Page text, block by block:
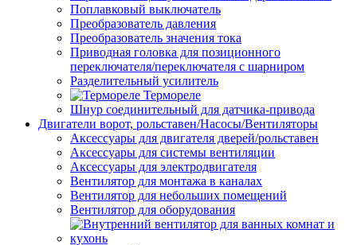
Поплавковый выключатель
Преобразователь давления
Преобразователь значения тока
Приводная головка для позиционного
переключателя/переключателя с шарниром
Разделительный усилитель
Термореле
Шнур соединительный для датчика-привода
Двигатели ворот, рольставен/Насосы/Вентиляторы
Аксессуары для двигателя дверей/рольставен
Аксессуары для системы вентиляции
Аксессуары для электродвигателя
Вентилятор для монтажа в каналах
Вентилятор для небольших помещений
Вентилятор для оборудования